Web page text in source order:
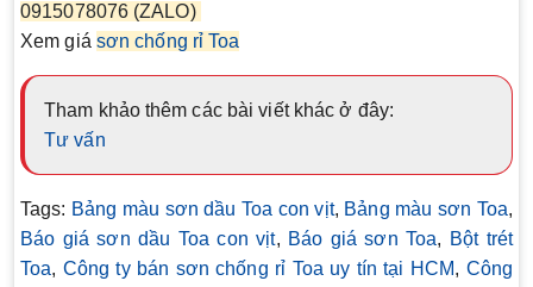
0915078076 (ZALO)
Xem giá sơn chống rỉ Toa
Tham khảo thêm các bài viết khác ở đây:
Tư vấn
Tags: Bảng màu sơn dầu Toa con vịt, Bảng màu sơn Toa,
Báo giá sơn dầu Toa con vịt, Báo giá sơn Toa, Bột trét
Toa, Công ty bán sơn chống rỉ Toa uy tín tại HCM, Công